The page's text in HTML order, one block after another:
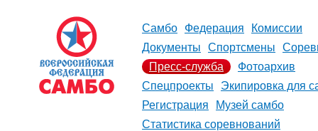
Самбо Федерация
Комиссии
Документы
Спортсмены
Пресс-служба
Фотоархив
Спецпроекты
Экипировка для
Регистрация
Музей самбо
Статистика соревнований